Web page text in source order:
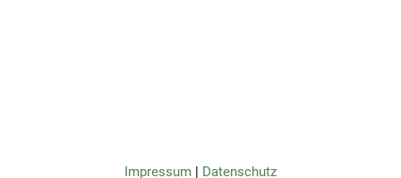
Impressum Datenschutz